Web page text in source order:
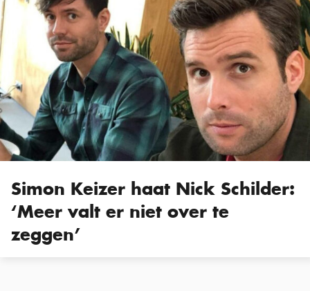
Simon Keizer haat Nick Schilder:
‘Meer valt er niet over te
zeggen’